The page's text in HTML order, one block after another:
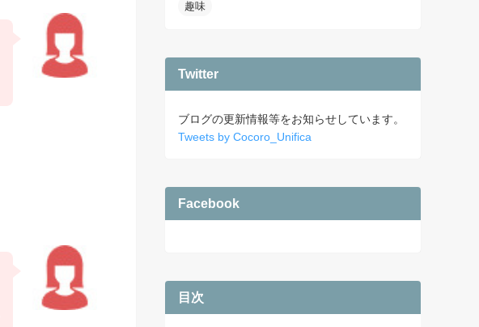
趣味
Twitter
ブログの更新情報等をお知らせしています。
Tweets by Cocoro_Unifica
Facebook
目次